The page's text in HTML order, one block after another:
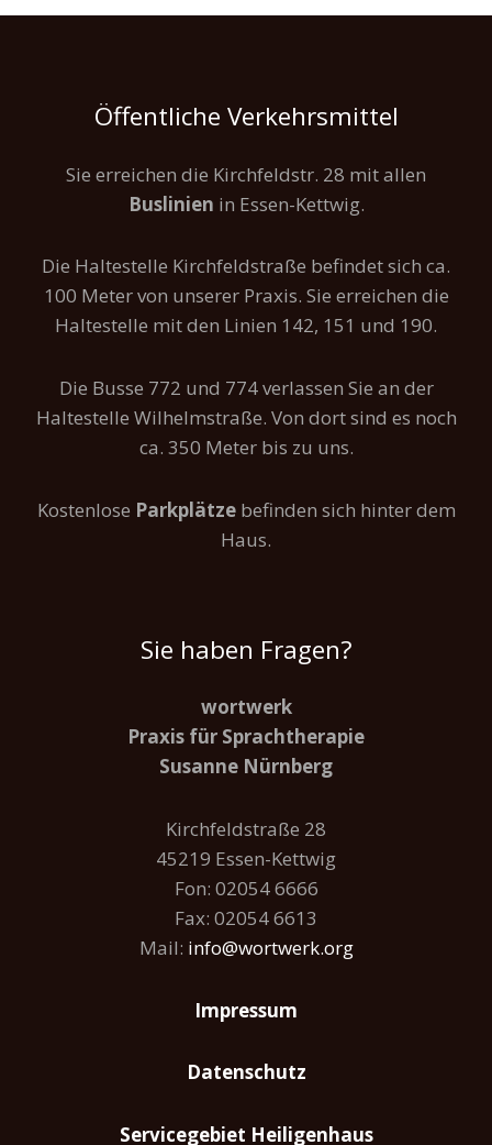
Öffentliche Verkehrsmittel
Sie erreichen die Kirchfeldstr. 28 mit allen
Buslinien in Essen-Kettwig.
Die Haltestelle Kirchfeldstraße befindet sich ca.
100 Meter von unserer Praxis. Sie erreichen die
Haltestelle mit den Linien 142, 151 und 190.
Die Busse 772 und 774 verlassen Sie an der
Haltestelle Wilhelmstraße. Von dort sind es noch
ca. 350 Meter bis zu uns.
Kostenlose Parkplätzebefinden sich hinter dem
Haus.
Sie haben Fragen?
wortwerk
Praxis für Sprachtherapie
Susanne Nürnberg
Kirchfeldstraße 28
45219 Essen-Kettwig
Fon: 02054 6666
Fax: 02054 6613
Mail: info@wortwerk.org
Impressum
Datenschutz
Servicegebiet Heiligenhaus